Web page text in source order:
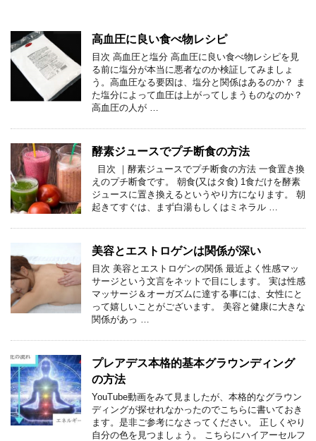
高血圧に良い食べ物レシピ
目次 高血圧と塩分 高血圧に良い食べ物レシピを見
る前に塩分が本当に悪者なのか検証してみましょ
う。高血圧なる要因は、塩分と関係はあるのか？ ま
た塩分によって血圧は上がってしまうものなのか？
高血圧の人が …
酵素ジュースでプチ断食の方法
目次 ｜酵素ジュースでプチ断食の方法 一食置き換
えのプチ断食です。 朝食(又はタ食) 1食だけを酵素
ジュースに置き換えるというやり方になります。 朝
起きてすぐは、まず白湯もしくはミネラル …
美容とエストロゲンは関係が深い
目次 美容とエストロゲンの関係 最近よく性感マッ
サージという文言をネットで目にします。 実は性感
マッサージ＆オーガズムに達する事には、女性にと
って嬉しいことがございます。 美容と健康に大きな
関係があっ …
プレアデス本格的基本グラウンディング
の方法
YouTube動画をみて見ましたが、本格的なグラウン
ディングが探せれなかったのでこちらに書いておき
ます。是非ご参考になさってください。 正しくやり
自分の色を見つましょう。 こちらにハイアーセルフ